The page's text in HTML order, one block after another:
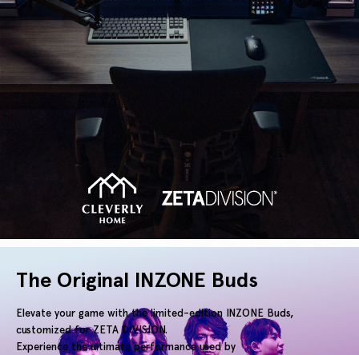
The Original INZONE Buds
Elevate your game with the limited-edition INZONE Buds,
customized for ZETA DIVISION.
Experience the ultimate performance used by